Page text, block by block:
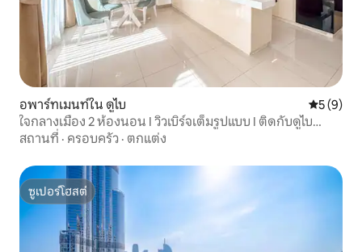
อพาร์ทเมนท์ใน ดูไบ คะแนนเฉ
5 (9)
ใจกลางเมือง 2 ห้องนอน I วิวเบิร์จเต็มรูปแบบ I ติดกับดูไบ
มอลล์
สถานที่ · ครอบครัว · ตกแต่ง
ซูเปอร์โฮสต์
ซูเปอร์โฮสต์